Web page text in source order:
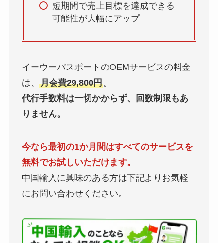
短期間で売上目標を達成できる
可能性が大幅にアップ
イーウーパスポートのOEMサービスの料金
は、 月会費29,800円。
代行手数料は一切かからず、回数制限もあ
りません。
今なら最初の1か月間はすべてのサービスを
無料でお試しいただけます。
中国輸入に興味のある方は下記よりお気軽
にお問い合わせください。